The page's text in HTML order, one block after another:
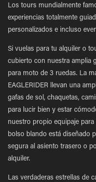
Los tours mundialmente
experiencias totalmente
personalizados e incluso
Si vuelas para tu alquiler o
cubierto con nuestra amplia
para moto de 3 ruedas. La
EAGLERIDER llevan una
gafas de sol, chaquetas,
para lucir bien y estar
nuestro propio equipaje para
bolso blando está diseñado
segura al asiento trasero o
alquiler.
Las verdaderas estrellas de